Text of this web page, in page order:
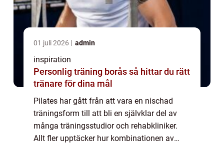
01 juli 2026 admin
inspiration
Personlig träning borås så hittar du rätt
tränare för dina mål
Pilates har gått från att vara en nischad
träningsform till att bli en självklar del av
många träningsstudior och rehabkliniker.
Allt fler upptäcker hur kombinationen av